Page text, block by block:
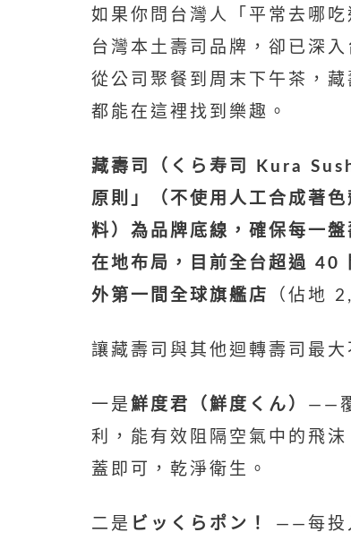
如果你問台灣人「平常去哪吃
台灣本土壽司品牌，卻已深
從公司聚餐到周末下午茶，
都能在這裡找到樂趣。
藏壽司（くら寿司 Kura
原則」（不使用人工合成著
料）為品牌底線，確保每一
在地布局，目前全台超過 40
外第一間全球旗艦店
（佔地
讓藏壽司與其他迴轉壽司最
一是 鮮度君（鮮度くん） ——
利，能有效阻隔空氣中的飛
蓋即可，乾淨衛生。
二是 ビッくらポン！ ——每投